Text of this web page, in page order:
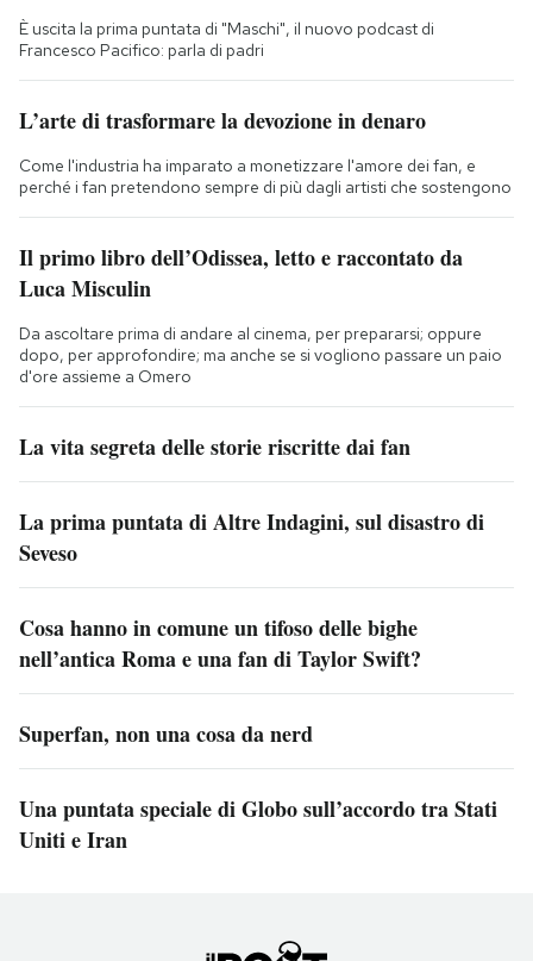
È uscita la prima puntata di "Maschi", il nuovo podcast di
Francesco Pacifico: parla di padri
L’arte di trasformare la devozione in denaro
Come l'industria ha imparato a monetizzare l'amore dei fan, e
perché i fan pretendono sempre di più dagli artisti che sostengono
Il primo libro dell’Odissea, letto e raccontato da
Luca Misculin
Da ascoltare prima di andare al cinema, per prepararsi; oppure
dopo, per approfondire; ma anche se si vogliono passare un paio
d'ore assieme a Omero
La vita segreta delle storie riscritte dai fan
La prima puntata di Altre Indagini, sul disastro di
Seveso
Cosa hanno in comune un tifoso delle bighe
nell’antica Roma e una fan di Taylor Swift?
Superfan, non una cosa da nerd
Una puntata speciale di Globo sull’accordo tra Stati
Uniti e Iran